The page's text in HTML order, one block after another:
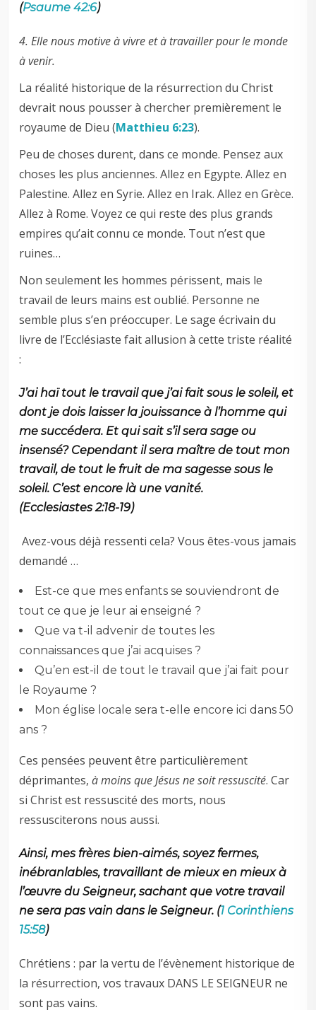
(Psaume 42:6)
4. Elle nous motive à vivre et à travailler pour le monde
à venir.
La réalité historique de la résurrection du Christ
devrait nous pousser à chercher premièrement le
royaume de Dieu (Matthieu 6:23).
Peu de choses durent, dans ce monde. Pensez aux
choses les plus anciennes. Allez en Egypte. Allez en
Palestine. Allez en Syrie. Allez en Irak. Allez en Grèce.
Allez à Rome. Voyez ce qui reste des plus grands
empires qu’ait connu ce monde. Tout n’est que
ruines…
Non seulement les hommes périssent, mais le
travail de leurs mains est oublié. Personne ne
semble plus s’en préoccuper. Le sage écrivain du
livre de l’Ecclésiaste fait allusion à cette triste réalité
:
J’ai haï tout le travail que j’ai fait sous le soleil, et
dont je dois laisser la jouissance à l’homme qui
me succédera. Et qui sait s’il sera sage ou
insensé? Cependant il sera maître de tout mon
travail, de tout le fruit de ma sagesse sous le
soleil. C’est encore là une vanité.
(Ecclesiastes 2:18-19)
Avez-vous déjà ressenti cela? Vous êtes-vous jamais
demandé …
Est-ce que mes enfants se souviendront de
tout ce que je leur ai enseigné ?
Que va t-il advenir de toutes les
connaissances que j’ai acquises ?
Qu’en est-il de tout le travail que j’ai fait pour
le Royaume ?
Mon église locale sera t-elle encore ici dans 50
ans ?
Ces pensées peuvent être particulièrement
déprimantes,à moins que Jésus ne soit ressuscité. Car
si Christ est ressuscité des morts, nous
ressusciterons nous aussi.
Ainsi, mes frères bien-aimés, soyez fermes,
inébranlables, travaillant de mieux en mieux à
l’œuvre du Seigneur, sachant que votre travail
ne sera pas vain dans le Seigneur. (1 Corinthiens
15:58)
Chrétiens : par la vertu de l’évènement historique de
la résurrection, vos travaux DANS LE SEIGNEUR ne
sont pas vains.